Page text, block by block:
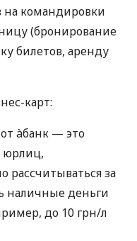
на командировки
(бронирование
билетов, аренду
карт:
от àбанк — это
юрлиц,
рассчитываться за
наличные деньги
до 10 грн/л